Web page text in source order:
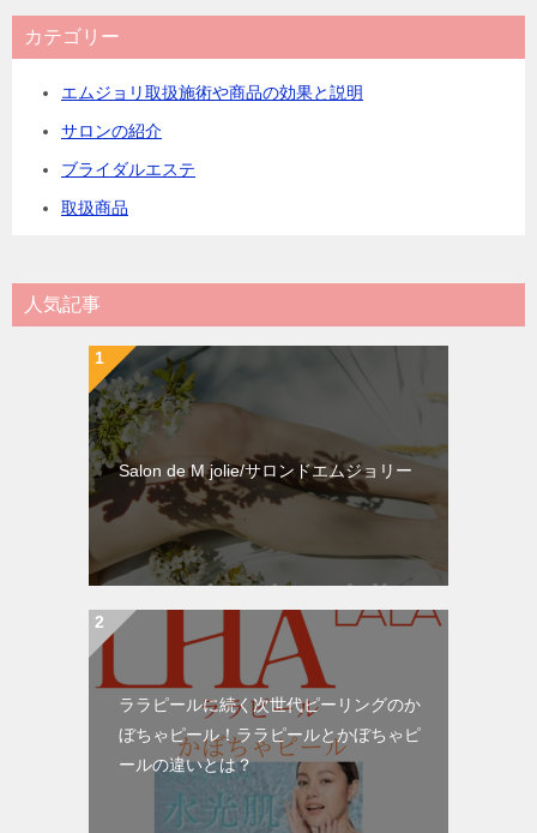
カテゴリー
エムジョリ取扱施術や商品の効果と説明
サロンの紹介
ブライダルエステ
取扱商品
人気記事
Salon de M jolie/サロンドエムジョリー
ララピールに続く次世代ピーリングのか
ぼちゃピール！ララピールとかぼちゃピ
ールの違いとは？